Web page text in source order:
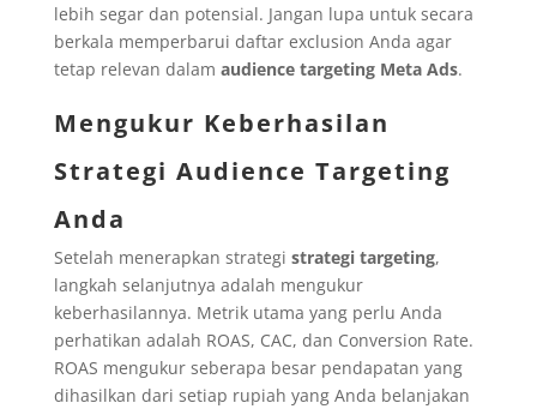
lebih segar dan potensial. Jangan lupa untuk secara
berkala memperbarui daftar exclusion Anda agar
tetap relevan dalam audience targeting Meta Ads.
Mengukur Keberhasilan
Strategi Audience Targeting
Anda
Setelah menerapkan strategi strategi targeting,
langkah selanjutnya adalah mengukur
keberhasilannya. Metrik utama yang perlu Anda
perhatikan adalah ROAS, CAC, dan Conversion Rate.
ROAS mengukur seberapa besar pendapatan yang
dihasilkan dari setiap rupiah yang Anda belanjakan